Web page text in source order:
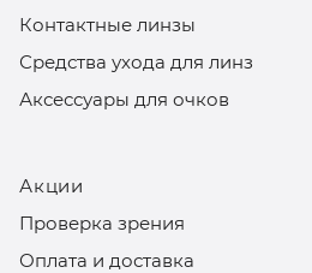
Контактные линзы
Средства ухода для линз
Аксессуары для очков
Акции
Проверка зрения
Оплата и доставка